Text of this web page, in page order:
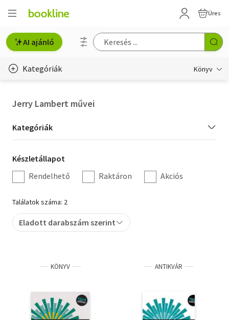
Üres
AI ajánló
Kategóriák Könyv
Hobbi, szabadidő
Irodalom
Művészet
Szakkönyv
Tankönyv, segédkönyv
Társadalomtudomány
Természettudomány
Jerry Lambert művei
Kategória
szűrés
Kategóriák
Készletállapot
szűrés
Készletállapot
Rendelhető
Raktáron Akciós
Találatok száma: 2
Eladott darabszám szerint
KÖNYV ANTIKVÁR